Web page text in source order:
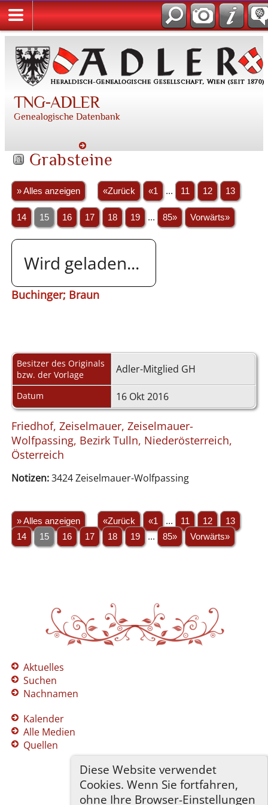
TNG-ADLER
Genealogische Datenbank
Diese Website verwendet
Cookies. Wenn Sie fortfahren,
ohne Ihre Browser-Einstellungen
Grabsteine
» Alles anzeigen «Zurück «1 ... 11 12 13
14 15 16 17 18 19 ... 85» Vorwärts»
Wird geladen...
Buchinger; Braun
Besitzer des Originals
bzw. der Vorlage
Adler-Mitglied GH
Datum 16 Okt 2016
Friedhof, Zeiselmauer, Zeiselmauer-
Wolfpassing, Bezirk Tulln, Niederösterreich,
Österreich
Notizen:3424 Zeiselmauer-Wolfpassing
» Alles anzeigen «Zurück «1 ... 11 12
13
14
15 16 17 18 19 ... 85» Vorwärts»
Aktuelles
Suchen
Nachnamen
Kalender
Alle Medien
Quellen